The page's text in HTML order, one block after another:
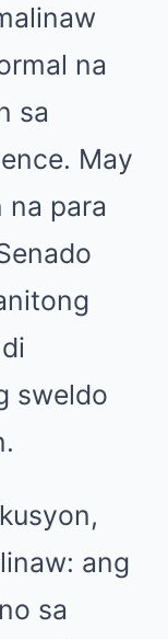
na
sa
May
na para
sweldo
ang
sa